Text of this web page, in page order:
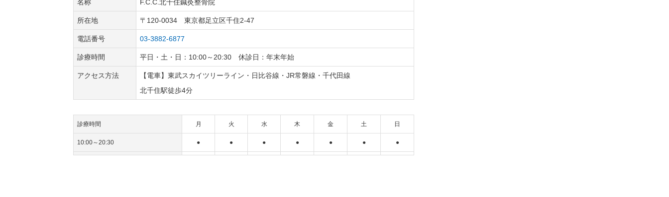
名称 F.C.C.北千住鍼灸整骨院
所在地 〒120-0034 東京都足立区千住2-47
電話番号 03-3882-6877
診療時間 平日・土・日：10:00～20:30 休診日：年末年始
アクセス方法
【電車】東武スカイツリーライン・日比谷線・JR常磐線・千代田線
北千住駅徒歩4分
診療時間 月 火 水 木 金 土 日
10:00～20:30 ● ● ● ● ● ● ●